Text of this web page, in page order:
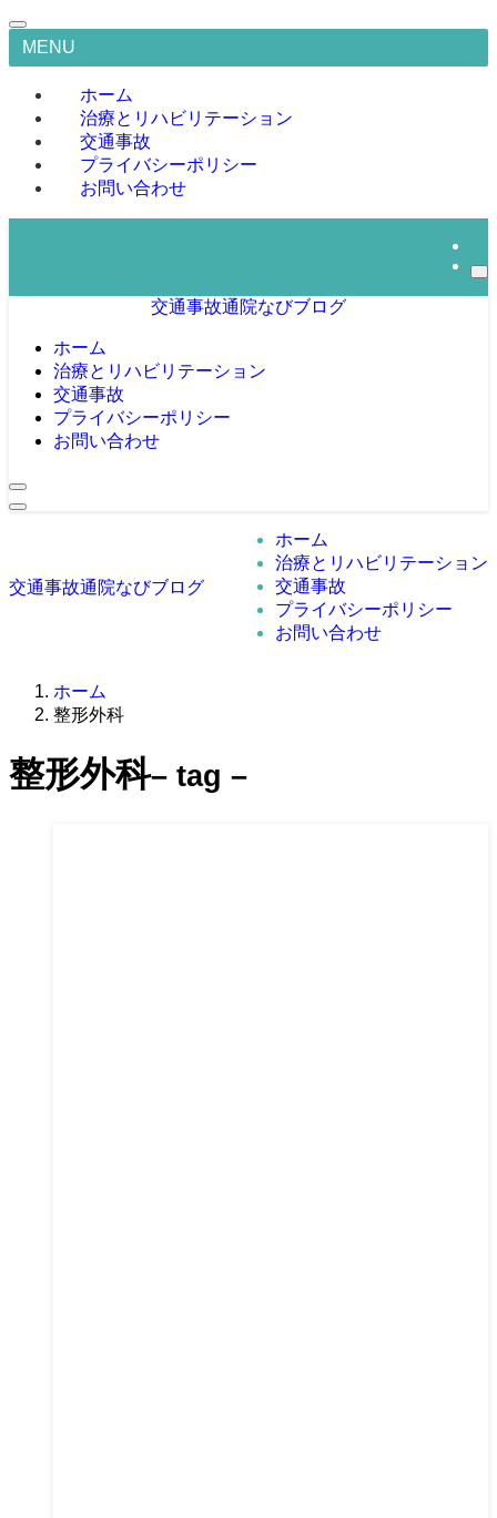
MENU
ホーム
治療とリハビリテーション
交通事故
プライバシーポリシー
お問い合わせ
交通事故通院なびブログ
ホーム
治療とリハビリテーション
交通事故
プライバシーポリシー
お問い合わせ
交通事故通院なびブログ
ホーム
治療とリハビリテーション
交通事故
プライバシーポリシー
お問い合わせ
ホーム
整形外科
整形外科– tag –